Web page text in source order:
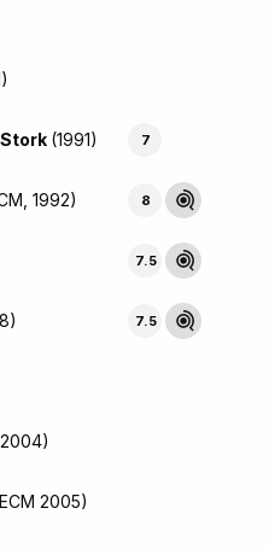
(1991) 7
1992) 8
7.5
7.5
2005)